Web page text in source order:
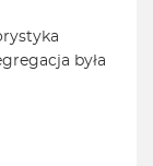
była